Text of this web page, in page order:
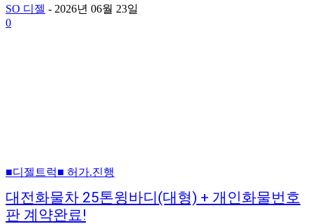
SO 디젤 - 2026년 06월 23일
0
■디젤트럭■ 허가.진행
대전화물차 25톤윙바디(대형) + 개인화물번호
판 계약완료!